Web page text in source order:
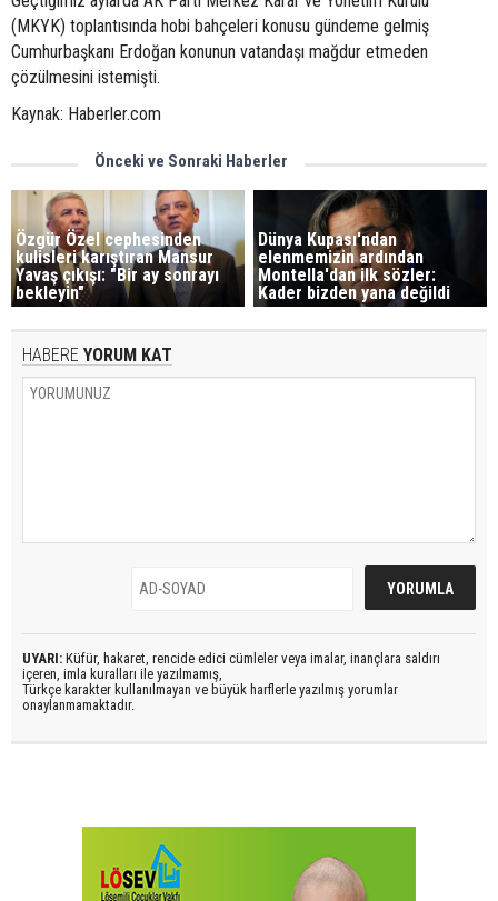
(MKYK) toplantısında hobi bahçeleri konusu gündeme gelmiş
Cumhurbaşkanı Erdoğan konunun vatandaşı mağdur etmeden
çözülmesini istemişti.
Kaynak: Haberler.com
Önceki ve Sonraki Haberler
Özgür Özel cephesinden
kulisleri karıştıran Mansur
Yavaş çıkışı: "Bir ay sonrayı
bekleyin"
Dünya Kupası'ndan
elenmemizin ardından
Montella'dan ilk sözler:
Kader bizden yana değildi
HABERE YORUM KAT
UYARI: Küfür, hakaret, rencide edici cümleler veya imalar, inançlara saldırı
içeren, imla kuralları ile yazılmamış,
Türkçe karakter kullanılmayan ve büyük harflerle yazılmış yorumlar
onaylanmamaktadır.